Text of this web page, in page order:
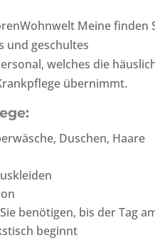
Meine finden
und geschultes
welches die
übernimmt.
Duschen, Haare
benötigen, bis der Tag
beginnt